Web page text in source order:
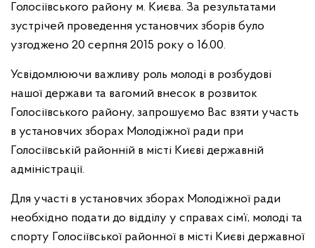
Голосіївського району м. Києва. За результатами
зустрічей проведення установчих зборів було
узгоджено 20 серпня 2015 року о 16.00.
Усвідомлюючи важливу роль молоді в розбудові
нашої держави та вагомий внесок в розвиток
Голосіївського району, запрошуємо Вас взяти участь
в установчих зборах Молодіжної ради при
Голосіївській районній в місті Києві державній
адміністрації.
Для участі в установчих зборах Молодіжної ради
необхідно подати до відділу у справах сім’ї, молоді та
спорту Голосіївської районної в місті Києві державної